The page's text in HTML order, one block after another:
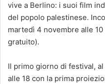
vive a Berlino: i suoi film
del popolo palestinese.
martedì 4 novembre alle
gratuito).
Il primo giorno di festival,
alle 18 con la prima